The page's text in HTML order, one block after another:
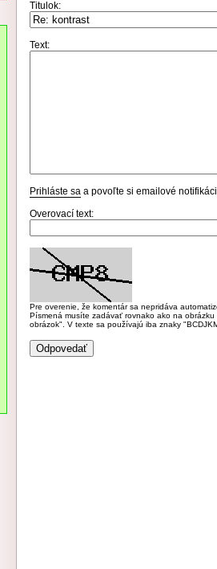
Titulok:
Text:
Prihláste sa a povoľte si emailové
Overovací text:
Pre overenie, že komentár sa nepridáva
Písmená musíte zadávať rovnako ako na
obrázok". V texte sa používajú iba znaky